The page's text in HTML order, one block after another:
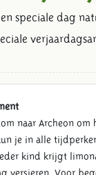
speciale dag
naar Archeon om
je in alle
kind krijgt